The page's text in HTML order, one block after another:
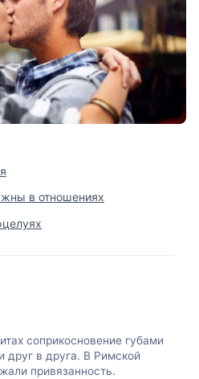
в отношениях
соприкосновение губами
друг в друга. В Римской
привязанность.